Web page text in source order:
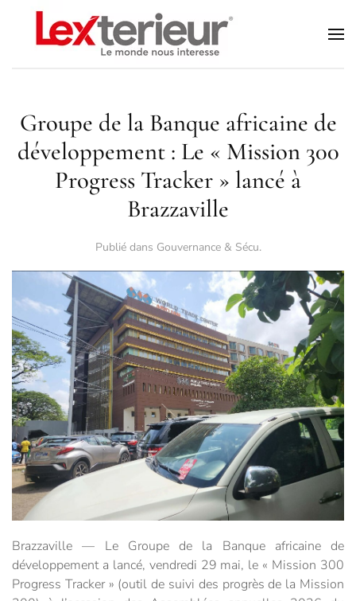
Accéder au contenu principal
Groupe de la Banque africaine de
développement : Le « Mission 300
Progress Tracker » lancé à
Brazzaville
Publié dans Gouvernance & Sécu.
Brazzaville — Le Groupe de la Banque africaine de
développement a lancé, vendredi 29 mai, le « Mission 300
Progress Tracker » (outil de suivi des progrès de la Mission